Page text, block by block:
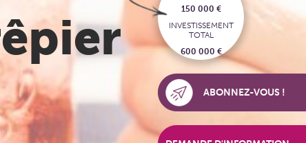
150 000 €
INVESTISSEMENT
TOTAL
600 000 €
ABONNEZ-VOUS !